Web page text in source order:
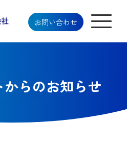
お問い合わせ
らのお知らせ